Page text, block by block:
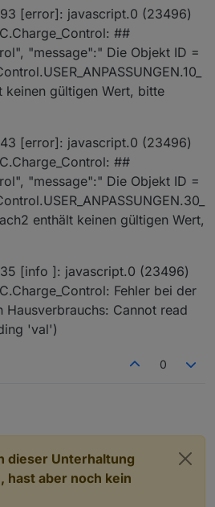
behoben, wo zweimal die
sID_PvLeistung_ADD_W addiert
an @psrelaxfür den Hinweis)
und Fehler behoben für
pv Heizstab
für das Skript Tibber integriert
des durchschnittlichen
berechnet.
Autonomiezeit in VIS wurde dadurch
Es wird jetzt die Reichweite der
dem neuen Durchschnittsverbrauch
mit dem aktuellen Verbrauch bei
Batterie.
ID
gespeichert.
PrognoseProp_kWh_1bis 31
mehr benötigt. Daten werden unter
gespeichert.
PrognoseSolcast90_kWh_1
mehr benötigt. Daten werden
[error]: javascript.0 (23496)
##
"message":" Die Objekt ID =
keinen gültigen Wert, bitte
[error]: javascript.0 (23496)
##
"message":" Die Objekt ID =
enthält keinen gültigen Wert,
[info ]: javascript.0 (23496)
Fehler bei der
Hausverbrauchs: Cannot read
'val')
0
dieser Unterhaltung
hast aber noch kein